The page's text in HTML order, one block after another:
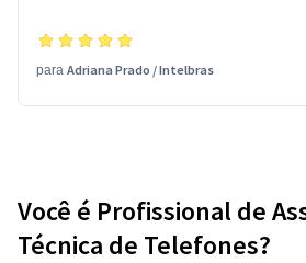
para Adriana Prado /Intelbras
Você é Profissional de
Técnica de Telefones?